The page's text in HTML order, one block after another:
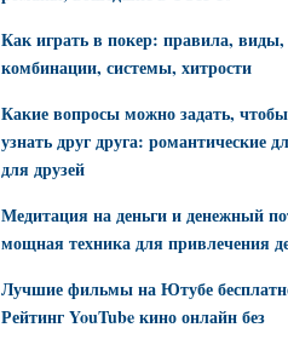
Как играть в покер: правила, виды,
комбинации, системы, хитрости
Какие вопросы можно задать,
узнать друг друга: романтические
для друзей
Медитация на деньги и денежный
мощная техника для привлечения
Лучшие фильмы на Ютубе
Рейтинг YouTube кино онлайн без